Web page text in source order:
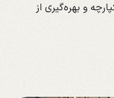
و بهره‌گیری از